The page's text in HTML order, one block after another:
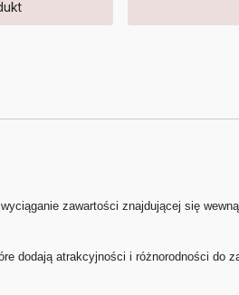
zawartości znajdującej się
dodają atrakcyjności i różnorodności do